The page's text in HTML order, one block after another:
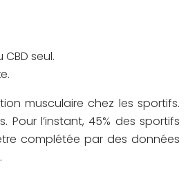
seul.
musculaire chez les sportifs.
l’instant, 45% des sportifs
complétée par des données